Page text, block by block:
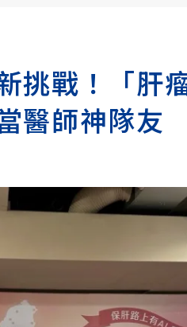
挑戰！「肝
醫師神隊友